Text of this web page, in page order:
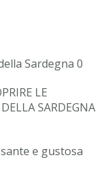
Sardegna 0
LE
SARDEGNA
e gustosa